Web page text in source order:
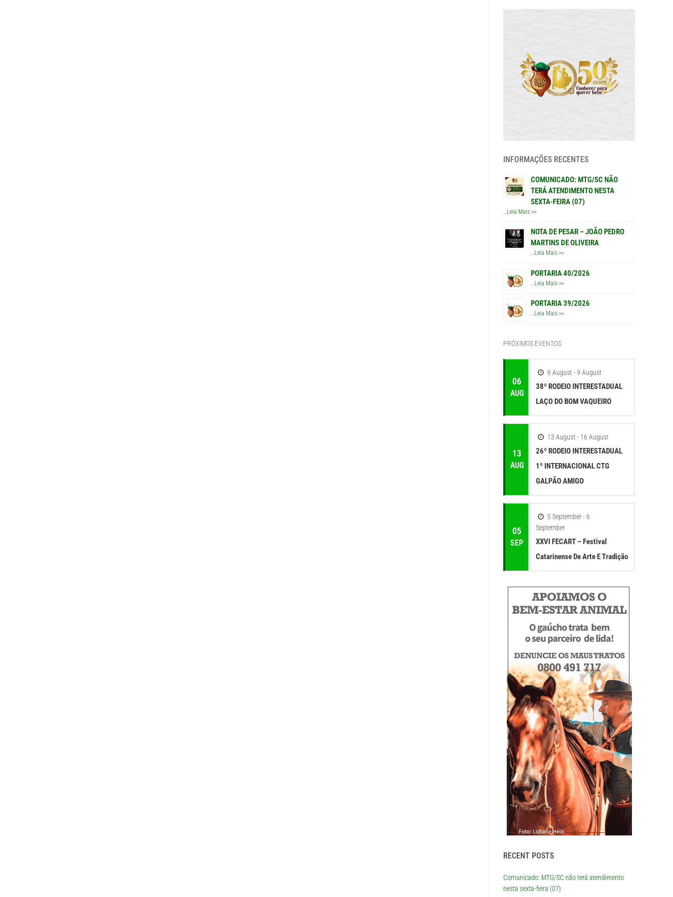
INFORMAÇÕES RECENTES
COMUNICADO: MTG/SC NÃO
TERÁ ATENDIMENTO NESTA
SEXTA-FEIRA (07)
…Leia Mais >>
NOTA DE PESAR – JOÃO PEDRO
MARTINS DE OLIVEIRA
…Leia Mais >>
PORTARIA 40/2026
Leia Mais >>
PORTARIA 39/2026
…Leia Mais >>
PRÓXIMOS EVENTOS
06
AUG
6 August - 9 August
38º RODEIO INTERESTADUAL
LAÇO DO BOM VAQUEIRO
13
AUG
13 August - 16 August
26º RODEIO INTERESTADUAL
1º INTERNACIONAL CTG
GALPÃO AMIGO
05
SEP
5 September - 6
September
XXVI FECART – Festival
Catarinense De Arte E Tradição
RECENT POSTS
Comunicado: MTG/SC não terá atendimento
nesta sexta-feira (07)